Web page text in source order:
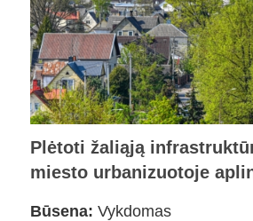
Plėtoti žaliąją
miesto urbanizuotoje
Būsena: Vykdomas